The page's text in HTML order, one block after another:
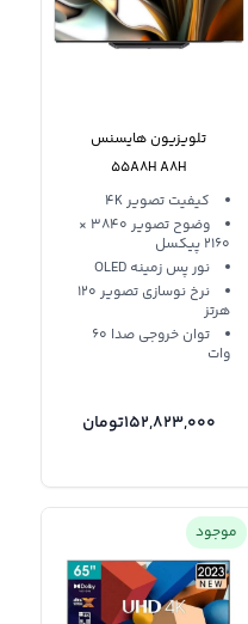
تلویزیون هایسنس
55A8H A8H
کیفیت تصویر 4K
وضوح تصویر 3840 ×
2160 پیکسل
نور پس زمینه OLED
نرخ نوسازی تصویر 120
هرتز
توان خروجی صدا 60
وات
152,823,000تومان
موجود